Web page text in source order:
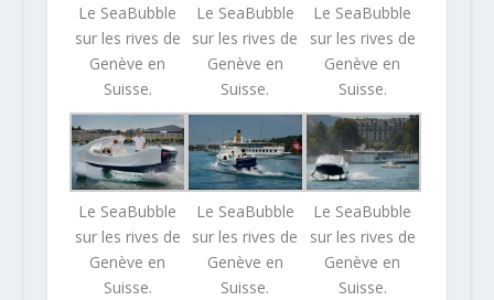
Le SeaBubble
sur les rives de
Genève en
Suisse.
Le SeaBubble
sur les rives de
Genève en
Suisse.
Le SeaBubble
sur les rives de
Genève en
Suisse.
Le SeaBubble
sur les rives de
Genève en
Suisse.
Le SeaBubble
sur les rives de
Genève en
Suisse.
Le SeaBubble
sur les rives de
Genève en
Suisse.